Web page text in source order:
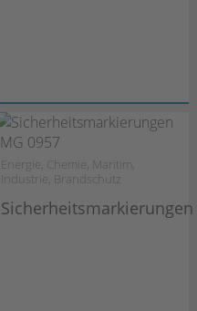
Energie, Chemie, Maritim,
Industrie, Brandschutz
Sicherheitsmarkierungen